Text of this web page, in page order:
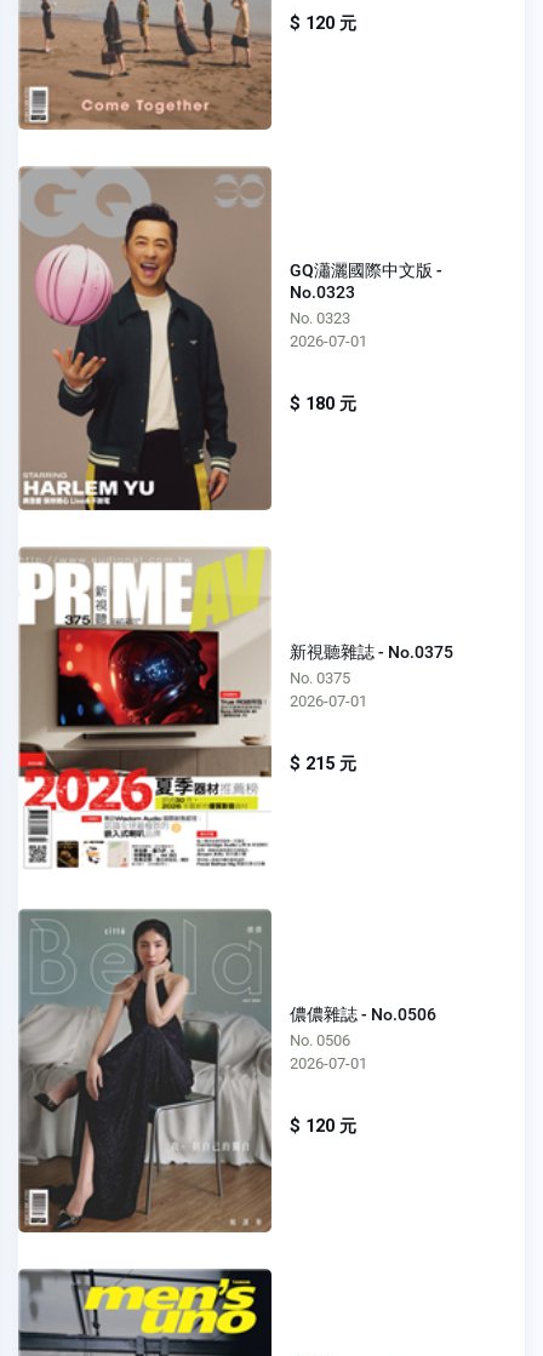
$ 120 元
GQ瀟灑國際中文版 -
No.0323
No. 0323
2026-07-01
$ 180 元
新視聽雜誌 - No.0375
No. 0375
2026-07-01
$ 215 元
儂儂雜誌 - No.0506
No. 0506
2026-07-01
$ 120 元